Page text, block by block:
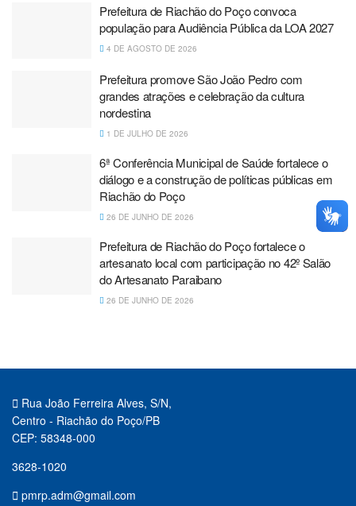
Prefeitura de Riachão do Poço convoca
população para Audiência Pública da LOA 2027
4 DE AGOSTO DE 2026
Prefeitura promove São João Pedro com
grandes atrações e celebração da cultura
nordestina
1 DE JULHO DE 2026
6ª Conferência Municipal de Saúde fortalece o
diálogo e a construção de políticas públicas em
Riachão do Poço
26 DE JUNHO DE 2026
Prefeitura de Riachão do Poço fortalece o
artesanato local com participação no 42º Salão
do Artesanato Paraibano
26 DE JUNHO DE 2026
Rua João Ferreira Alves, S/N,
Centro - Riachão do Poço/PB
CEP: 58348-000
3628-1020
pmrp.adm@gmail.com